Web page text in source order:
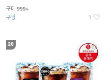
구매 999+
쿠팡 1
20